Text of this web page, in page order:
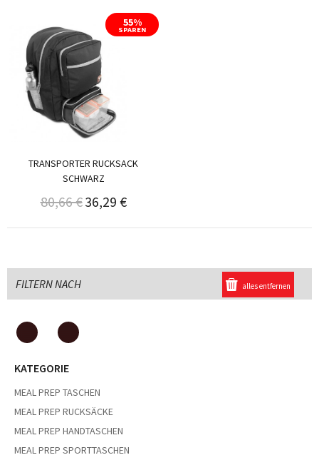
55%
SPAREN
TRANSPORTER RUCKSACK
SCHWARZ
80,66 €36,29 €
FILTERN NACH alles entfernen
KATEGORIE
MEAL PREP TASCHEN
MEAL PREP RUCKSÄCKE
MEAL PREP HANDTASCHEN
MEAL PREP SPORTTASCHEN